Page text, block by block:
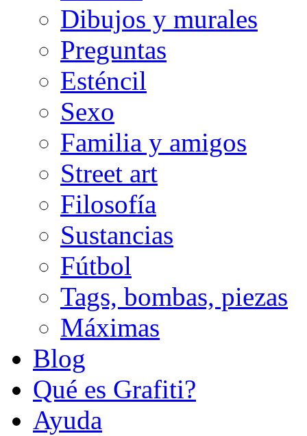
Dibujos y murales
Preguntas
Esténcil
Sexo
Familia y amigos
Street art
Filosofía
Sustancias
Fútbol
Tags, bombas, piezas
Máximas
Blog
Qué es Grafiti?
Ayuda